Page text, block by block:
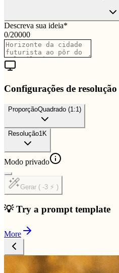
Descreva sua ideia*
0/20000
Configurações de resolução
ProporçãoQuadrado (1:1)
Resolução1K
Modo privado
Gerar ( -3 ⚡ )
💡 Try a prompt template
More